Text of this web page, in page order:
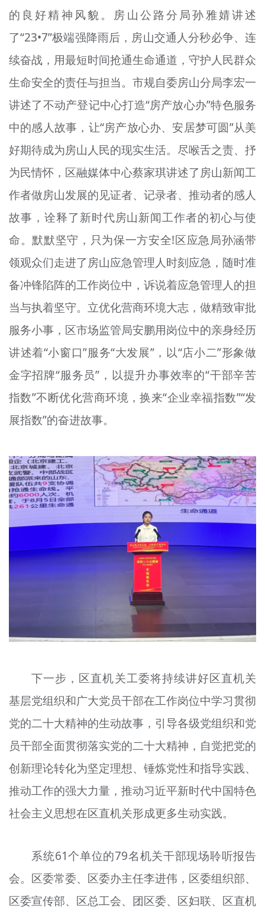
的良好精神风貌。房山公路分局孙雅婧讲述
了“23•7”极端强降雨后，房山交通人分秒必争、连
续奋战，用最短时间抢通生命通道，守护人民群众
生命安全的责任与担当。市规自委房山分局李宏一
讲述了不动产登记中心打造“房产放心办”特色服务
中的感人故事，让“房产放心办、安居梦可圆”从美
好期待成为房山人民的现实生活。尽喉舌之责、抒
为民情怀，区融媒体中心蔡家琪讲述了房山新闻工
作者做房山发展的见证者、记录者、推动者的感人
故事，诠释了新时代房山新闻工作者的初心与使
命。默默坚守，只为保一方安全!区应急局孙涵带
领观众们走进了房山应急管理人时刻应急，随时准
备冲锋陷阵的工作岗位中，诉说着应急管理人的担
当与执着坚守。立优化营商环境大志，做精致审批
服务小事，区市场监管局安鹏用岗位中的亲身经历
讲述着“小窗口”服务“大发展”，以“店小二”形象做
金字招牌“服务员”，以提升办事效率的“干部辛苦
指数”不断优化营商环境，换来“企业幸福指数”“发
展指数”的奋进故事。
下一步，区直机关工委将持续讲好区直机关
基层党组织和广大党员干部在工作岗位中学习贯彻
党的二十大精神的生动故事，引导各级党组织和党
员干部全面贯彻落实党的二十大精神，自觉把党的
创新理论转化为坚定理想、锤炼党性和指导实践、
推动工作的强大力量，推动习近平新时代中国特色
社会主义思想在区直机关形成更多生动实践。
系统61个单位的79名机关干部现场聆听报告
会。区委常委、区委办主任李进伟，区委组织部、
区委宣传部、区总工会、团区委、区妇联、区直机